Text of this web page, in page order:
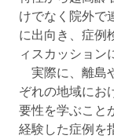
けでなく院外で
に出向き、症例
ィスカッション
実際に、離島
ぞれの地域にお
要性を学ぶこと
経験した症例を